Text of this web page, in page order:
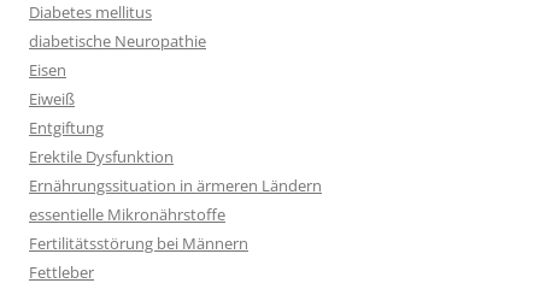
Diabetes mellitus
diabetische Neuropathie
Eisen
Eiweiß
Entgiftung
Erektile Dysfunktion
Ernährungssituation in ärmeren Ländern
essentielle Mikronährstoffe
Fertilitätsstörung bei Männern
Fettleber